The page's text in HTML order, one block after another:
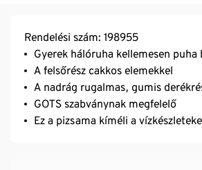
Rendelési szám: 198955
Gyerek hálóruha kellemesen puha
A felsőrész cakkos elemekkel
A nadrág rugalmas, gumis
GOTS szabványnak megfelelő
Ez a pizsama kíméli a